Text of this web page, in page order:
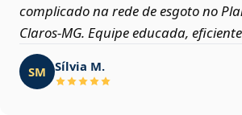
complicado na rede de esgoto no
Claros‑MG. Equipe educada,
SM Sílvia M.